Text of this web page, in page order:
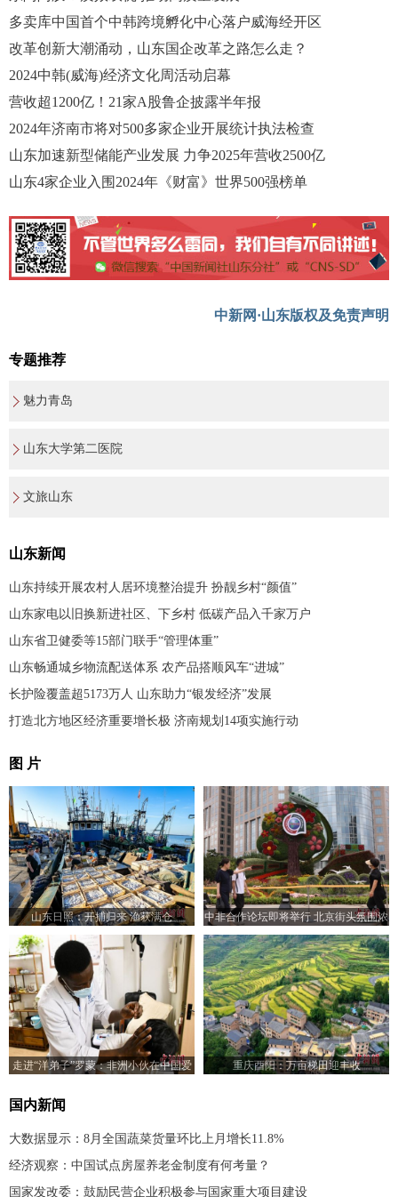
多卖库中国首个中韩跨境孵化中心落户威海经开区
改革创新大潮涌动，山东国企改革之路怎么走？
2024中韩(威海)经济文化周活动启幕
营收超1200亿！21家A股鲁企披露半年报
2024年济南市将对500多家企业开展统计执法检查
山东加速新型储能产业发展 力争2025年营收2500亿
山东4家企业入围2024年《财富》世界500强榜单
中新网·山东版权及免责声明
专题推荐
魅力青岛
山东大学第二医院
文旅山东
山东新闻
山东持续开展农村人居环境整治提升 扮靓乡村“颜值”
山东家电以旧换新进社区、下乡村 低碳产品入千家万户
山东省卫健委等15部门联手“管理体重”
山东畅通城乡物流配送体系 农产品搭顺风车“进城”
长护险覆盖超5173万人 山东助力“银发经济”发展
打造北方地区经济重要增长极 济南规划14项实施行动
图 片
山东日照：开捕归来 渔获满仓
中非合作论坛即将举行 北京街头氛围浓
厚
走进“洋弟子”罗蒙：非洲小伙在中国爱
重庆酉阳：万亩梯田迎丰收
国内新闻
大数据显示：8月全国蔬菜货量环比上月增长11.8%
经济观察：中国试点房屋养老金制度有何考量？
国家发改委：鼓励民营企业积极参与国家重大项目建设